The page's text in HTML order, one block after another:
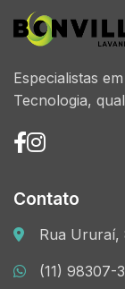
Especialistas
Tecnologia,
Contato
Rua Ururaí,
(11) 98307-